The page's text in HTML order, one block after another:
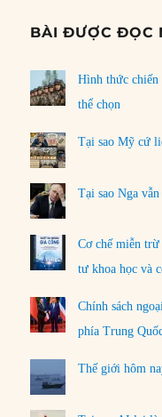
BÀI ĐƯỢC ĐỌC
Hình thức
thể chọn
Tại sao Mỹ cứ
Tại sao Nga
Cơ chế miễn
tư khoa học và
Chính sách
phía Trung
Thế giới hôm